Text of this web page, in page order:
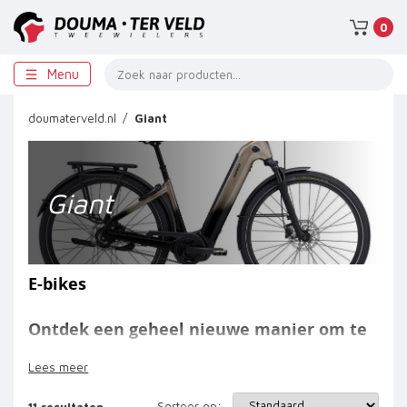
0
Menu
doumaterveld.nl Giant
Giant
E-bikes
Ontdek een geheel nieuwe manier om te
Lees meer